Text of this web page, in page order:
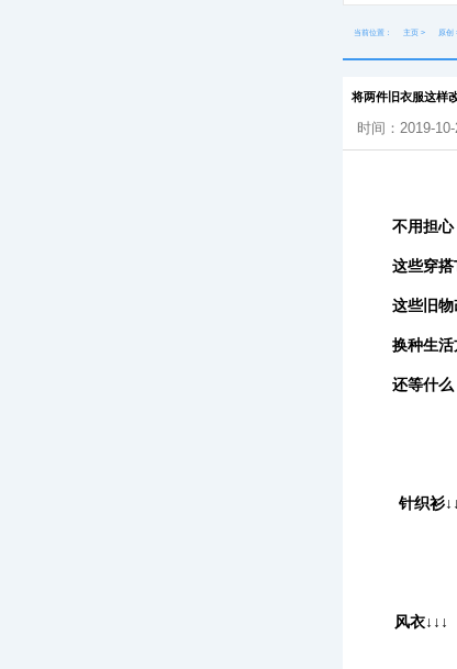
当前位置： 主页 > 原创
将两件旧衣服这样
时间：2019-
不用担心
这些穿搭
这些旧物
换种生活
还等什么
针织衫
风衣↓↓↓